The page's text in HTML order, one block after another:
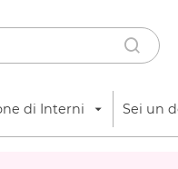
di Interni Sei un